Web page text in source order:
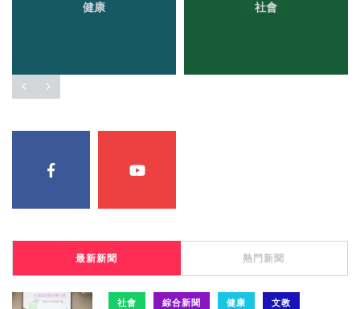
健康 社會
最新新聞 熱門新聞
社會 綜合新聞 健康 文教